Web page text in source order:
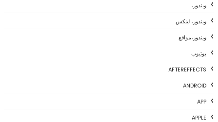
ويندوز،
ويندوز، لينكس
ويندوز،مواقع
يوتيوب
AFTEREFFECTS
ANDROID
APP
APPLE